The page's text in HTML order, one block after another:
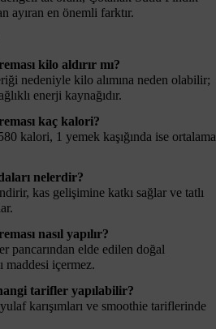
ayıran en önemli farktır.
kilo aldırır mı?
nedeniyle kilo alımına neden olabilir;
enerji kaynağıdır.
kaç kalori?
kalori, 1 yemek kaşığında ise ortalama
nelerdir?
kas gelişimine katkı sağlar ve tatlı
nasıl yapılır?
pancarından elde edilen doğal
maddesi içermez.
tarifler yapılabilir?
karışımları ve smoothie tariflerinde